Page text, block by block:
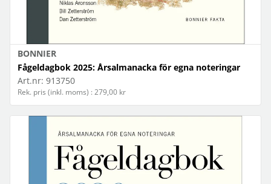
BONNIER
Fågeldagbok 2025: Årsalmanacka för egna noteringar
Art.nr: 913750
Rek. pris (inkl. moms) : 279,00 kr